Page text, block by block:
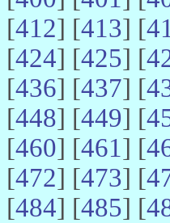
[412] [413] [
[424] [425] [
[436] [437] [
[448] [449] [
[460] [461] [
[472] [473] [
[484] [485] [